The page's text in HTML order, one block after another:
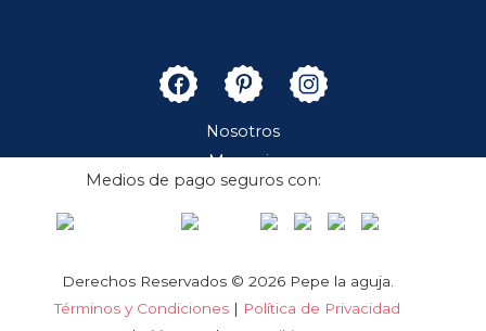
Nosotros
Merceria
Boutique
Contacto
Derechos Reservados © 2026 Pepe la aguja.
Términos y Condiciones | Política de Privacidad
Medios de pago seguros con: